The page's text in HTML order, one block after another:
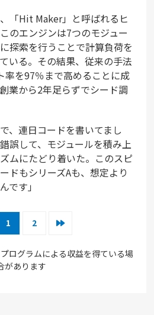
「Hit Maker」と呼ばれるヒ
のエンジンは7つのモジュー
探索を行うことで計算負荷を
いる。その結果、従来の手法
率を97％まで高めることに成
業から2年足らずでシード調
、連日コードを書いてまし
誤して、モジュールを積み上
ムにたどり着いた。このスピ
ドもシリーズAも、想定より
です」
1 2
ログラムによる収益を得ている場
があります